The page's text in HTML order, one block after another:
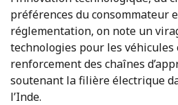
préférences du consommateur
réglementation, on note un
technologies pour les
renforcement des chaînes
soutenant la filière électrique
l’Inde.